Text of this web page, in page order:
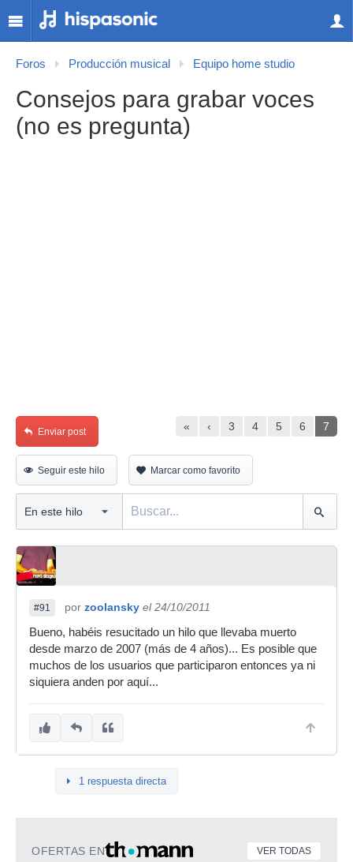
Foros Producción musical Equipo home studio
Consejos para grabar voces
(no es pregunta)
« ‹ 3 4 5 6 7
Enviar post
Seguir este hilo Marcar como favorito
#91 por zoolansky el 24/10/2011
Bueno, habéis resucitado un hilo que llevaba muerto
desde marzo de 2007 (más de 4 años)... Es posible que
muchos de los usuarios que participaron entonces ya ni
siquiera anden por aquí...
1 respuesta directa
OFERTAS EN VER TODAS